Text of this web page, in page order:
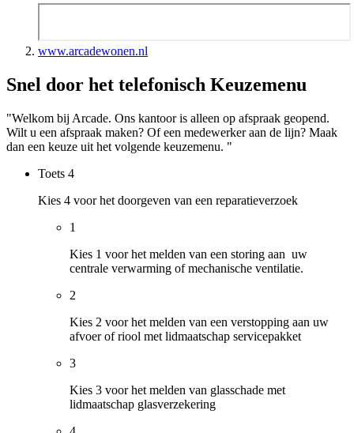
www.arcadewonen.nl
Snel door het telefonisch Keuzemenu
"Welkom bij Arcade. Ons kantoor is alleen op afspraak geopend.
Wilt u een afspraak maken? Of een medewerker aan de lijn? Maak
dan een keuze uit het volgende keuzemenu. "
Toets 4
Kies 4 voor het doorgeven van een reparatieverzoek
1
Kies 1 voor het melden van een storing aan uw
centrale verwarming of mechanische ventilatie.
2
Kies 2 voor het melden van een verstopping aan uw
afvoer of riool met lidmaatschap servicepakket
3
Kies 3 voor het melden van glasschade met
lidmaatschap glasverzekering